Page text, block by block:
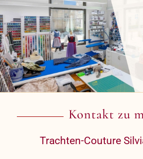
Kontakt zu
Trachten-Couture